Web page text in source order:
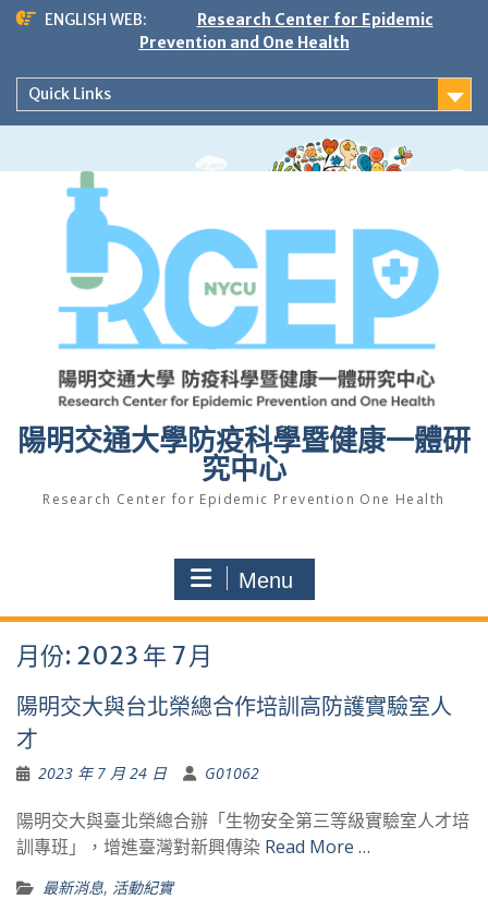
Skip
ENGLISH WEB:
Research Center for Epidemic
Prevention and One Health
Quick Links
陽明交通大學防疫科學暨健康一體研
究中心
Research Center for Epidemic Prevention One Health
Menu
月份: 2023 年 7 月
陽明交大與台北榮總合作培訓高防護實驗室人
才
2023 年 7 月 24 日 G01062
陽明交大與臺北榮總合辦「生物安全第三等級實驗室人才培
訓專班」，增進臺灣對新興傳染 Read More …
最新消息, 活動紀實